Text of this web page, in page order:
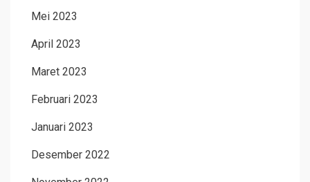
Mei 2023
April 2023
Maret 2023
Februari 2023
Januari 2023
Desember 2022